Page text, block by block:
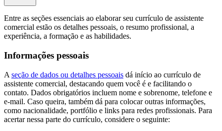
Entre as seções essenciais ao elaborar seu currículo de assistente
comercial estão os detalhes pessoais, o resumo profissional, a
experiência, a formação e as habilidades.
Informações pessoais
A seção de dados ou detalhes pessoais dá início ao currículo de
assistente comercial, destacando quem você é e facilitando o
contato. Dados obrigatórios incluem nome e sobrenome, telefone e
e-mail. Caso queira, também dá para colocar outras informações,
como nacionalidade, portfólio e links para redes profissionais. Para
acertar nessa parte do currículo, considere o seguinte: